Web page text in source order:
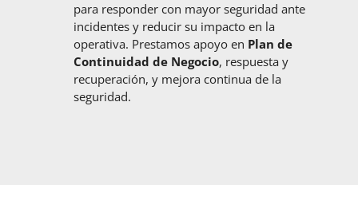
para responder con mayor seguridad ante
incidentes y reducir su impacto en la
operativa. Prestamos apoyo en Plan de
Continuidad de Negocio, respuesta y
recuperación, y mejora continua de la
seguridad.